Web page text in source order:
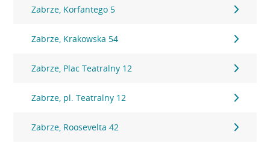
Zabrze, Korfantego 5
Zabrze, Krakowska 54
Zabrze, Plac Teatralny 12
Zabrze, pl. Teatralny 12
Zabrze, Roosevelta 42